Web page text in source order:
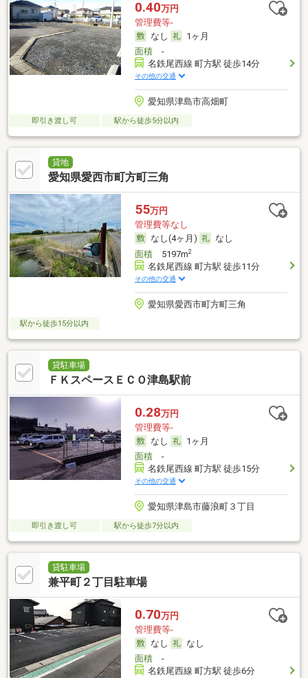
0.40万円
管理費等-
なし
1ヶ月
面積-
名鉄尾西線 町方駅 徒歩14分
その他の交通
愛知県津島市高畑町
即引き渡し可 駅から徒歩5分以内
貸地
愛知県愛西市町方町三角
55万円
管理費等なし
なし(4ヶ月)
なし
面積5197m2
名鉄尾西線 町方駅 徒歩11分
その他の交通
愛知県愛西市町方町三角
駅から徒歩15分以内
貸駐車場
ＦＫスペースＥＣＯ津島駅前
0.28万円
管理費等-
なし
1ヶ月
面積-
名鉄尾西線 町方駅 徒歩15分
その他の交通
愛知県津島市藤浪町３丁目
即引き渡し可 駅から徒歩7分以内
貸駐車場
兼平町２丁目駐車場
0.70万円
管理費等-
なし
なし
面積-
名鉄尾西線 町方駅 徒歩6分